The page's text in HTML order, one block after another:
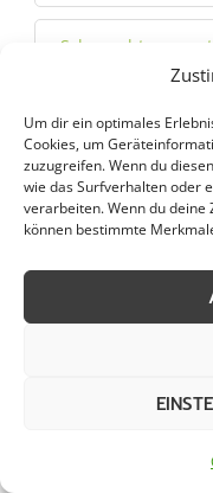
Um dir ein optimales
Cookies, um
zuzugreifen. Wenn du
wie das Surfverhalten oder
verarbeiten. Wenn du
können bestimmte
Schneeabtransport
Lehrte
Neustadt am
Rübenberge